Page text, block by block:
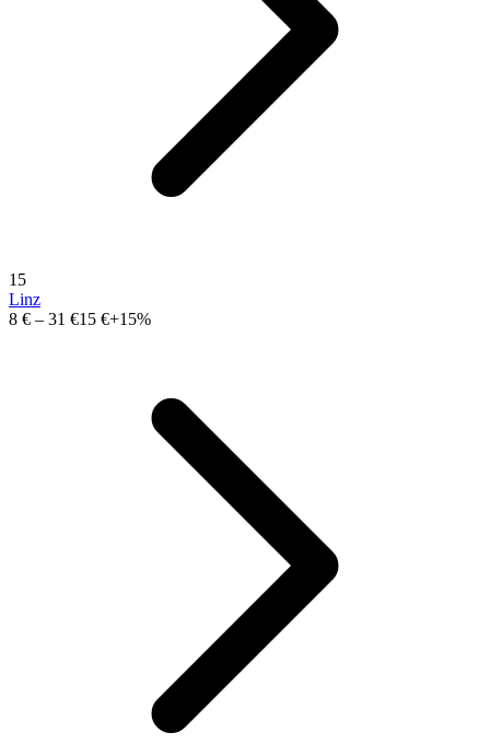
15
Linz
8 € – 31 €15 €+15%